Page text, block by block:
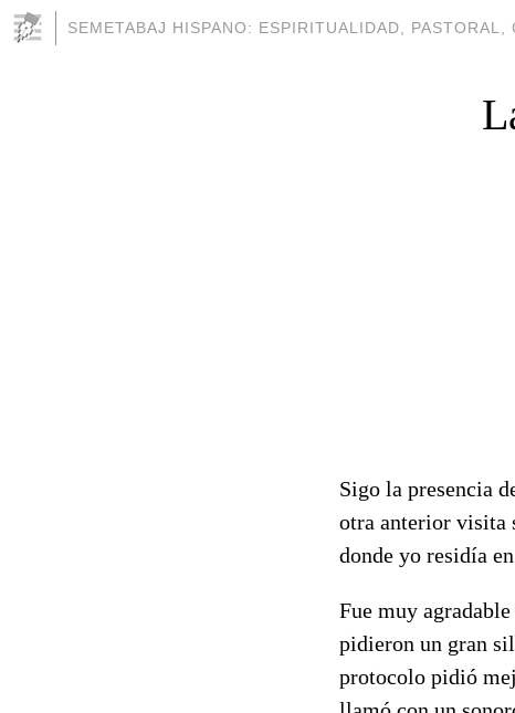
SEMETABAJ HISPANO: ESPIRITUALIDAD, PASTORAL,
Sigo la presencia
otra anterior visita
donde yo residía
Fue muy
pidieron un gran
protocolo pidió